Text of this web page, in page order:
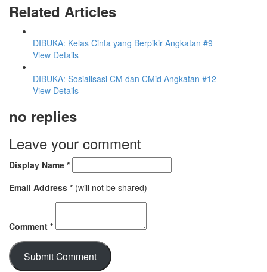
Related Articles
DIBUKA: Kelas Cinta yang Berpikir Angkatan #9
View Details
DIBUKA: Sosialisasi CM dan CMid Angkatan #12
View Details
no replies
Leave your comment
Display Name *
Email Address * (will not be shared)
Comment *